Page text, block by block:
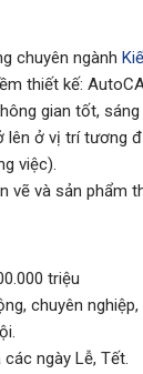
chuyên ngành
thiết kế:
gian tốt,
lên ở vị trí tương
việc).
vẽ và sản phẩm
triệu
chuyên
ngày Lễ, Tết.